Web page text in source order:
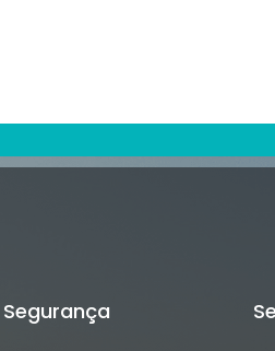
Segurança